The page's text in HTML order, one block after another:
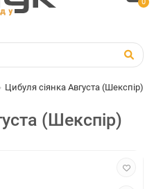
Цибуля сіянка Августа (Шекспір)
(Шекспір)